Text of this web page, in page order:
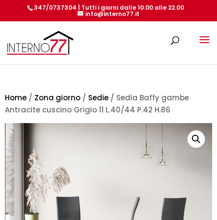
347/0737304 | Tutti i giorni dalle 10.00 alle 22.00
info@interno77.it
Home / Zona giorno / Sedie / Sedia Baffy gambe
Antracite cuscino Grigio 11 L.40/44 P.42 H.86